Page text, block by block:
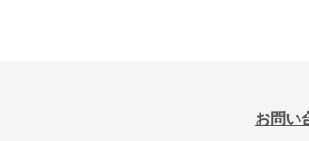
お問い